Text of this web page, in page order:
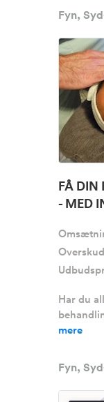
Fyn,
FÅ DIN
- MED
Har du
mere
Fyn,